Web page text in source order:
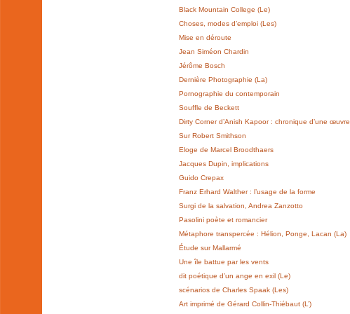
Black Mountain College (Le)
Choses, modes d’emploi (Les)
Mise en déroute
Jean Siméon Chardin
Jérôme Bosch
Dernière Photographie (La)
Pornographie du contemporain
Souffle de Beckett
Dirty Corner d’Anish Kapoor : chronique d’une œuvre
Sur Robert Smithson
Eloge de Marcel Broodthaers
Jacques Dupin, implications
Guido Crepax
Franz Erhard Walther : l’usage de la forme
Surgi de la salvation, Andrea Zanzotto
Pasolini poète et romancier
Métaphore transpercée : Hélion, Ponge, Lacan (La)
Étude sur Mallarmé
Une île battue par les vents
dit poétique d’un ange en exil (Le)
scénarios de Charles Spaak (Les)
Art imprimé de Gérard Collin-Thiébaut (L’)